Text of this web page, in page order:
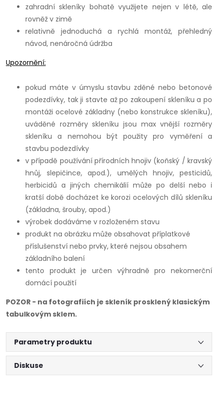
zahradní skleníky bohatě využijete nejen v létě, ale
rovněž v zimě
relativně jednoduchá a rychlá montáž, přehledný
návod, nenáročná údržba
Upozornění:
pokud máte v úmyslu stavbu zděné nebo betonové
podezdívky, tak ji stavte až po zakoupení skleníku a po
montáži ocelové základny (nebo konstrukce skleníku),
uváděné rozměry skleníku jsou max vnější rozměry
skleníku a nemohou být použity pro vyměření a
stavbu podezdívky
v případě používání přírodních hnojiv (koňský / kravský
hnůj, slepičince, apod.), umělých hnojiv, pesticidů,
herbicidů a jiných chemikálií může po delší nebo i
kratší době docházet ke korozi ocelových dílů skleníku
(základna, šrouby, apod.)
výrobek dodáváme v rozloženém stavu
produkt na obrázku může obsahovat příplatkové
příslušenství nebo prvky, které nejsou obsahem
základního balení
tento produkt je určen výhradně pro nekomerční
domácí použití
POZOR - na fotografiích je skleník prosklený klasickým
tabulkovým sklem.
Parametry produktu
Diskuse